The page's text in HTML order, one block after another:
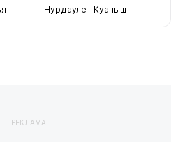
Нурдаулет Куаныш
РЕКЛАМА